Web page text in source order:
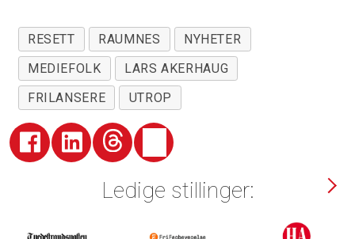
RESETT RAUMNES
NYHETER
MEDIEFOLK
LARS AKERHAUG
FRILANSERE
UTROP
Ledige stillinger: